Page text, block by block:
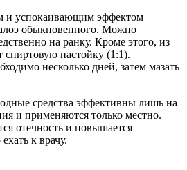
и успокаивающим эффектом
алоэ обыкновенного. Можно
на ранку. Кроме этого, из
спиртовую настойку (1:1).
несколько дней, затем мазать
средства эффективны лишь на
и применяются только местно.
отечность и повышается
к врачу.